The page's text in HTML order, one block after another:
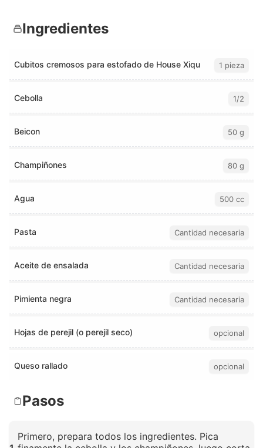
Ingredientes
Cubitos cremosos para estofado de House Xiqu 1 pieza
Cebolla 1/2
Beicon 50 g
Champiñones 80 g
Agua 500 cc
Pasta Cantidad necesaria
Aceite de ensalada Cantidad necesaria
Pimienta negra Cantidad necesaria
Hojas de perejil (o perejil seco) opcional
Queso rallado opcional
Pasos
Primero, prepara todos los ingredientes. Pica